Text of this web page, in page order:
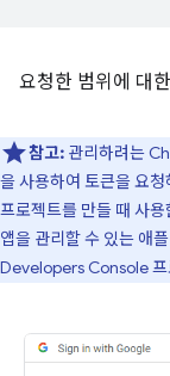
요청한 범위에 대
참고: 관리하려는
을 사용하여 토큰을 요
프로젝트를 만들 때 사
앱을 관리할 수 있는 애
Developers Console 프